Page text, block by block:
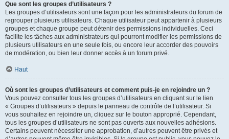
Que sont les groupes d’utilisateurs ?
Les groupes d’utilisateurs sont une façon pour les administrateurs du forum de
regrouper plusieurs utilisateurs. Chaque utilisateur peut appartenir à plusieurs
groupes et chaque groupe peut détenir des permissions individuelles. Ceci
facilite les tâches aux administrateurs qui pourront modifier les permissions de
plusieurs utilisateurs en une seule fois, ou encore leur accorder des pouvoirs
de modération, ou bien leur donner accès à un forum privé.
Haut
Où sont les groupes d’utilisateurs et comment puis-je en rejoindre un ?
Vous pouvez consulter tous les groupes d’utilisateurs en cliquant sur le lien
« Groupes d’utilisateurs » depuis le panneau de contrôle de l’utilisateur. Si
vous souhaitez en rejoindre un, cliquez sur le bouton approprié. Cependant,
tous les groupes d’utilisateurs ne sont pas ouverts aux nouvelles adhésions.
Certains peuvent nécessiter une approbation, d’autres peuvent être privés et